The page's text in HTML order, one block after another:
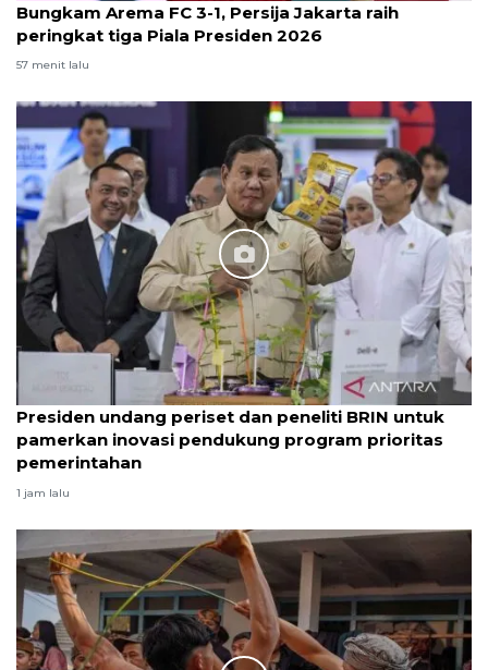
Bungkam Arema FC 3-1, Persija Jakarta raih
peringkat tiga Piala Presiden 2026
57 menit lalu
Presiden undang periset dan peneliti BRIN untuk
pamerkan inovasi pendukung program prioritas
pemerintahan
1 jam lalu